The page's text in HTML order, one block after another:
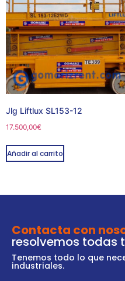
Jlg Liftlux SL153-12
17.500,00€
Añadir al carrito
Contacta con
resolvemos todas
Tenemos todo lo que
industriales.